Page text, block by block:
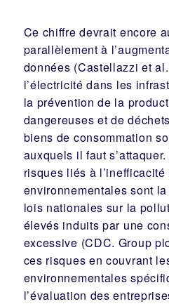
Ce chiffre devrait encore
parallèlement à
données (Castellazzi et
l’électricité dans les
la prévention de la
dangereuses et de
biens de consommation
auxquels il faut
risques liés à
environnementales sont
lois nationales sur la
élevés induits par une
excessive (CDC. Group
ces risques en couvrant
environnementales
l’évaluation des